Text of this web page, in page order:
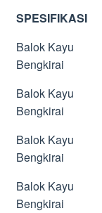
SPESIFIKASI
Balok Kayu
Bengkirai
Balok Kayu
Bengkirai
Balok Kayu
Bengkirai
Balok Kayu
Bengkirai